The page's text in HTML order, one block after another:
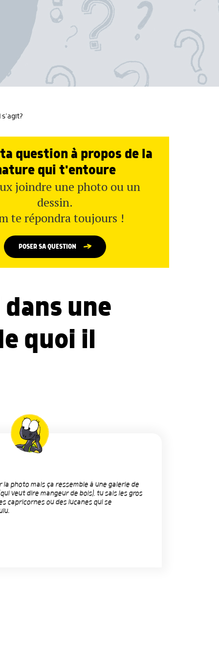
question à propos de la
qui t'entoure
joindre une photo ou un
dessin.
te répondra toujours !
POSER SA QUESTION
une
quoi il
la photo mais ça ressemble à une galerie de
veut dire mangeur de bois), tu sais les gros
capricornes ou des lucanes qui se